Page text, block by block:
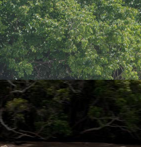
Culture nautique
Gastronomie
Blogs
SERVICES
Nos magazines
La newsletter
METEO CONSULT Marine
Briefings
FLASH INFO